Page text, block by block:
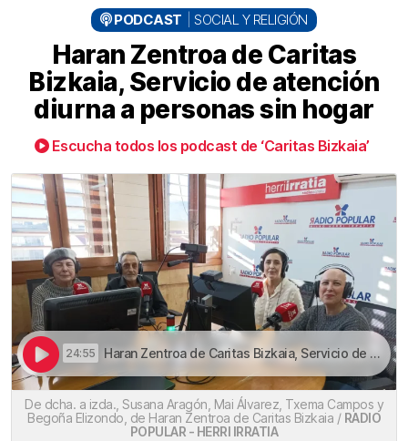
PODCAST SOCIAL Y RELIGIÓN
Haran Zentroa de Caritas
Bizkaia, Servicio de atención
diurna a personas sin hogar
Escucha todos los podcast de ‘Caritas Bizkaia’
24:55 Haran Zentroa de Caritas Bizkaia, Servicio de atención diurna a personas sin hogar | Haran Zentroa de Caritas Bizkaia, Servicio de atención diurna a personas sin hogar
De dcha. a izda., Susana Aragón, Mai Álvarez, Txema Campos y
Begoña Elizondo, de Haran Zentroa de Caritas Bizkaia / RADIO
POPULAR - HERRI IRRATIA